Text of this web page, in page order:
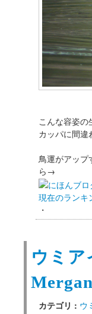
こんな容姿の
カッパに間違
鳥運がアップ
ら→
現在のランキ
・
ウミ
カテゴリ : ウ